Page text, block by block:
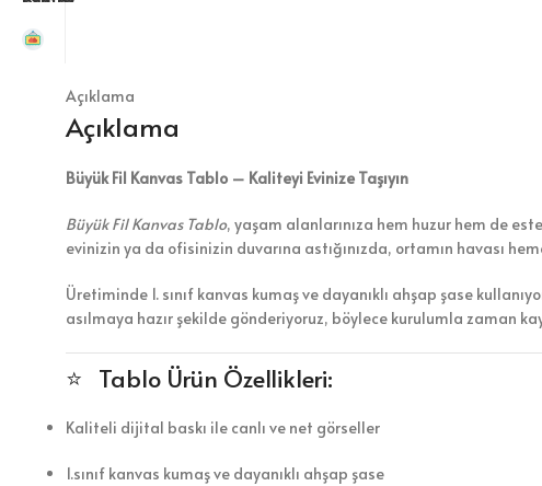
Açıklama
Açıklama
Büyük Fil Kanvas Tablo – Kaliteyi Evinize Taşıyın
Büyük Fil Kanvas Tablo, yaşam alanlarınıza hem huzur hem de
evinizin ya da ofisinizin duvarına astığınızda, ortamın havası
Üretiminde 1. sınıf kanvas kumaş ve dayanıklı ahşap şase
asılmaya hazır şekilde gönderiyoruz, böylece kurulumla zaman
⭐ Tablo Ürün Özellikleri:
Kaliteli dijital baskı ile canlı ve net görseller
1.sınıf kanvas kumaş ve dayanıklı ahşap şase